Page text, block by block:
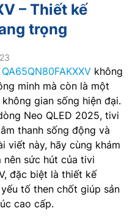
– Thiết kế
trọng
QA65QN80FAKXXV không
minh mà còn là một
gian sống hiện đại.
Neo QLED 2025, tivi
thanh sống động và
viết này, hãy cùng khám
nên sức hút của tivi
đặc biệt là thiết kế
tố then chốt giúp sản
cao cấp.